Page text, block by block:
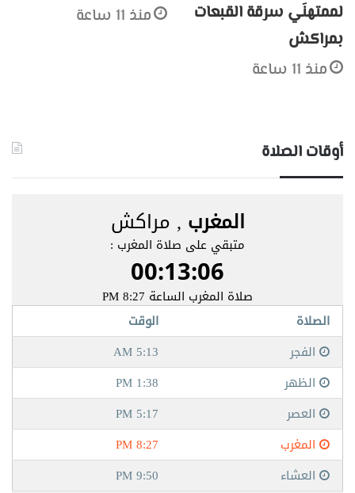
لممتهنَي سرقة القبعات
بمراكش
منذ 11 ساعة
منذ 11 ساعة
أوقات الصلاة